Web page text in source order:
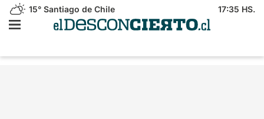
15° Santiago de Chile 17:35 HS.